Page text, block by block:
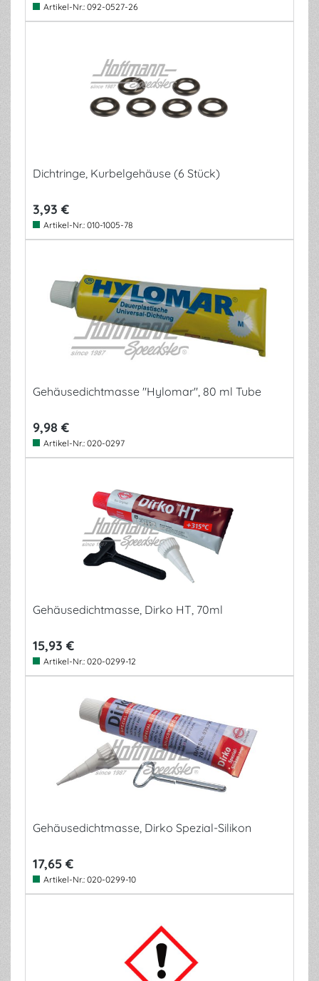
Artikel-Nr.: 092-0527-26
Dichtringe, Kurbelgehäuse (6 Stück)
3,93 €
Artikel-Nr.: 010-1005-78
Gehäusedichtmasse "Hylomar", 80 ml Tube
9,98 €
Artikel-Nr.: 020-0297
Gehäusedichtmasse, Dirko HT, 70ml
15,93 €
Artikel-Nr.: 020-0299-12
Gehäusedichtmasse, Dirko Spezial-Silikon
17,65 €
Artikel-Nr.: 020-0299-10